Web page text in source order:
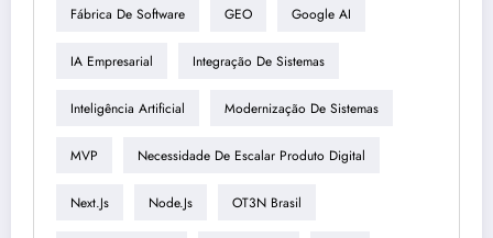
Fábrica De Software GEO Google AI
IA Empresarial Integração De Sistemas
Inteligência Artificial Modernização De Sistemas
MVP Necessidade De Escalar Produto Digital
Next.js Node.js OT3N Brasil